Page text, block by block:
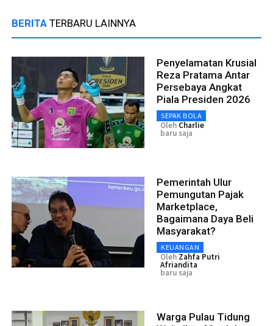
BERITA TERBARU LAINNYA
Penyelamatan Krusial
Reza Pratama Antar
Persebaya Angkat
Piala Presiden 2026
SEPAK BOLA
Oleh Charlie
baru saja
Pemerintah Ulur
Pemungutan Pajak
Marketplace,
Bagaimana Daya Beli
Masyarakat?
KEUANGAN
Oleh Zahfa Putri
Afriandita
baru saja
Warga Pulau Tidung